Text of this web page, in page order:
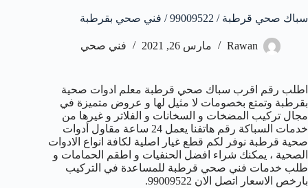
سباك صحي قرطبة / 99009522 / فني صحي بقرطبة
Rawan مارس 26, 2021 فني صحي
اطلب رقم اقرب سباك صحي قرطبة معلم ادوات صحية
بقرطبة وتمتع بخصومات لا مثيل لها و عروض متميزة في
مجال تركيب المضخات و السخانات و الفلاتر و غيرها من
خدمات السباكة رقم هاتفنا يعمل 24 ساعة مقاول أدوات
صحية قرطبة نوفر لكم قطع غيار اصلية لكافة انواع الادوات
الصحية ، يمكنك شراء افضل الحنفيات و اطقم الحمامات و
طلب خدمات فني صحي قرطبة للمساعدة في التركيب
بارخص الاسعار اتصل الان 99009522.